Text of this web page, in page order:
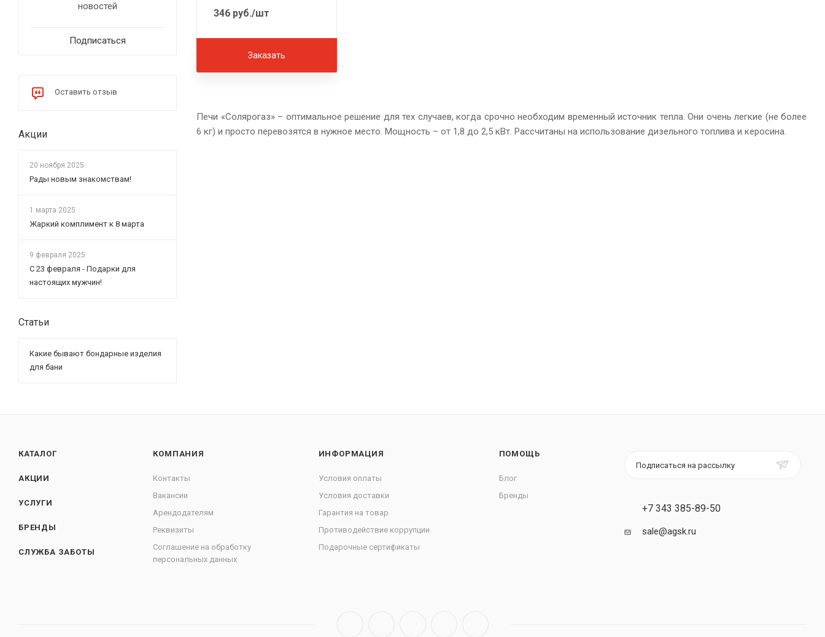
346 руб./шт
Заказать
Печи «Солярогаз» – оптимальное решение для тех случаев, когда срочно необходим временный источник тепла. Они очень легкие (не более
6 кг) и просто перевозятся в нужное место. Мощность – от 1,8 до 2,5 кВт. Рассчитаны на использование дизельного топлива и керосина.
новостей
Подписаться
Оставить отзыв
Акции
20 ноября 2025
Рады новым знакомствам!
1 марта 2025
Жаркий комплимент к 8 марта
9 февраля 2025
С 23 февраля - Подарки для
настоящих мужчин!
Статьи
Какие бывают бондарные изделия
для бани
КАТАЛОГ
АКЦИИ
УСЛУГИ
БРЕНДЫ
СЛУЖБА ЗАБОТЫ
КОМПАНИЯ
Контакты
Вакансии
Арендодателям
Реквизиты
Соглашение на обработку
персональных данных
ИНФОРМАЦИЯ
Условия оплаты
Условия доставки
Гарантия на товар
Противодействие коррупции
Подарочные сертификаты
ПОМОЩЬ
Блог
Бренды
Подписаться на рассылку
+7 343 385-89-50
sale@agsk.ru